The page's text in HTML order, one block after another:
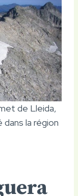
de Lleida,
la région